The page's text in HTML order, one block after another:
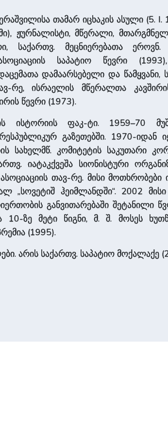
თამარ იცხაკის ასული (5. I.
ჟურნალისტი, მწერალი,
საქართვ. მეცნიერებათა
საპატიო წევრი
დამაარსებელი და
რე, ისრაელის მწერალთა
წევრი (1973).
ისტორიის ფაკ-ტი. 1959–70
გაზეთებში. 1970-იდან
სახელმწ. კომიტეტის საკუთარი
იატაკქვეშა სიონისტური
თავ-რე. მისი მოთხრობები
„სოვეტიშ ჰეიმლანდში“. 2002
განვითარებაში შეტანილი
ზე მეტი წიგნი, მ. შ. მოსეს
(1995).
არის საქართვ. საპატიო მოქალაქე